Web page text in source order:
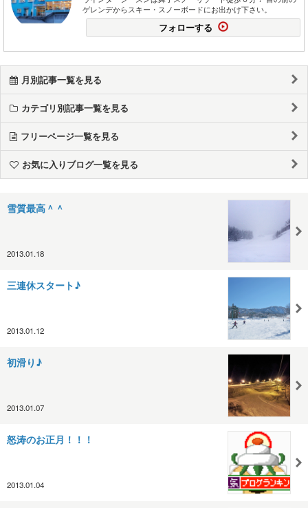
ゲレンデからスキー・スノーボードにお出かけ下さい。
フォローする
月別記事一覧を見る
カテゴリ別記事一覧を見る
フリーページ一覧を見る
お気に入りブログ一覧を見る
雪質最高＾＾
2013.01.18
三連休スタート♪
2013.01.12
初滑り♪
2013.01.07
怒涛のお正月！！！
2013.01.04